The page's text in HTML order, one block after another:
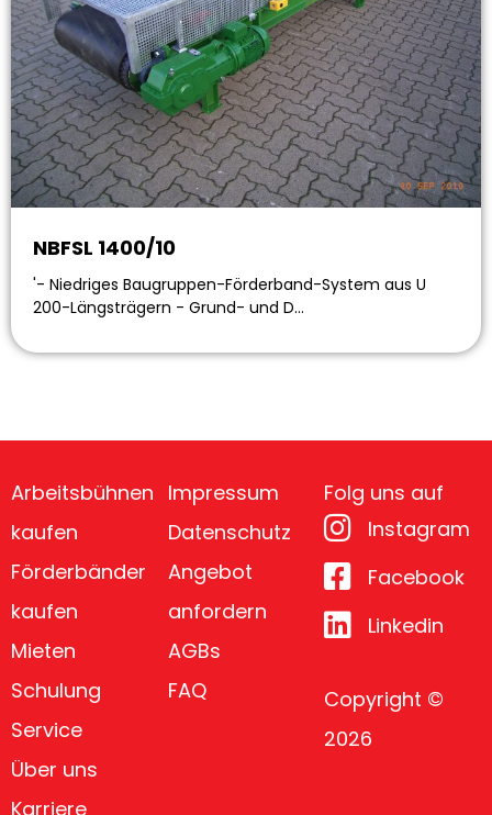
NBFSL 1400/10
'- Niedriges Baugruppen-Förderband-System aus U
200-Längsträgern - Grund- und D…
Arbeitsbühnen
kaufen
Förderbänder
kaufen
Mieten
Schulung
Service
Über uns
Karriere
Impressum
Datenschutz
Angebot
anfordern
AGBs
FAQ
Folg uns auf
Instagram
Facebook
Linkedin
Copyright ©
2026